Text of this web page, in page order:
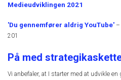
Medieudviklingen 2021
'Du gennemfører aldrig YouTube' –
201
På med
Vi anbefaler, at I starter med at udvikle